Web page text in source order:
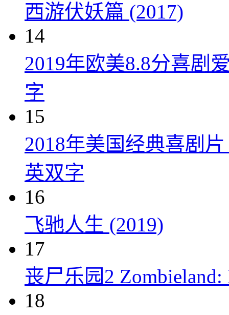
西游伏妖篇 (2017)
14
2019年欧美8.8分喜剧
字
15
2018年美国经典喜剧
英双字
16
飞驰人生 (2019)
17
丧尸乐园2 Zombieland:
18